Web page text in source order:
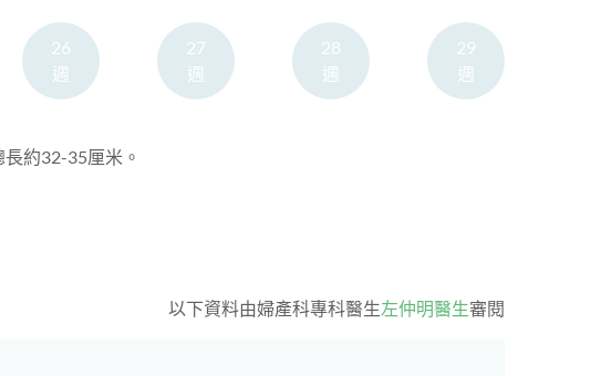
26
週
27
週
28
週
29
週
約32-35厘米。
以下資料由婦產科專科醫生左仲明醫生審閱